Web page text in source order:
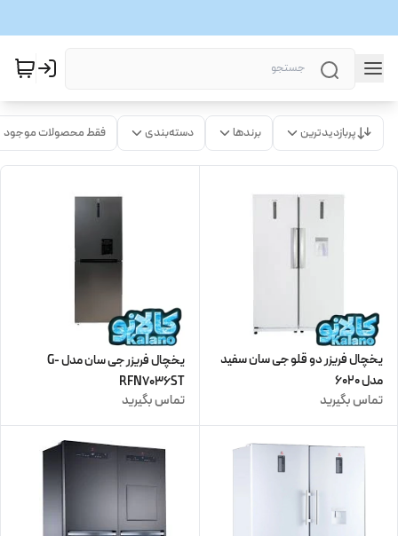
پربازدیدترین برندها دسته‌بندی فقط محصولات موجود
یخچال فریزر دو قلو جی سان سفید
مدل 6020
تماس بگیرید
یخچال فریزر جی سان مدل G-
RFN7036ST
تماس بگیرید